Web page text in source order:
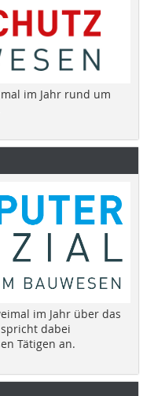
im Jahr rund um
im Jahr über das
dabei
Tätigen an.